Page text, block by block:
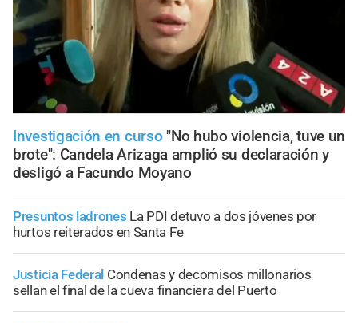
Investigación en curso "No hubo violencia, tuve un
brote": Candela Arizaga amplió su declaración y
desligó a Facundo Moyano
Presuntos ladrones La PDI detuvo a dos jóvenes por
hurtos reiterados en Santa Fe
Justicia Federal Condenas y decomisos millonarios
sellan el final de la cueva financiera del Puerto